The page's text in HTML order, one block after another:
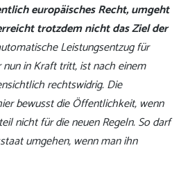
europäisches Recht, umgeht
trotzdem nicht das Ziel der
Leistungsentzug für
in Kraft tritt, ist nach einem
rechtswidrig. Die
bewusst die Öffentlichkeit, wenn
nicht für die neuen Regeln. So darf
umgehen, wenn man ihn